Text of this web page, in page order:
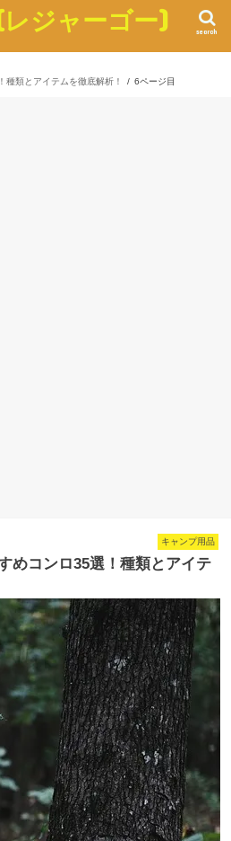
レジャーゴー) search
種類とアイテムを徹底解析！
6ページ目
キャンプ用品
めコンロ35選！種類とアイテ